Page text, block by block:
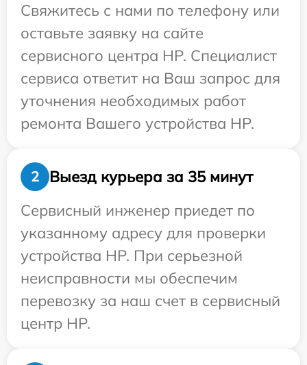
Свяжитесь с нами по телефону или
оставьте заявку на сайте
сервисного центра HP. Специалист
сервиса ответит на Ваш запрос для
уточнения необходимых работ
ремонта Вашего устройства HP.
2
Выезд курьера за 35 минут
Сервисный инженер приедет по
указанному адресу для проверки
устройства HP. При серьезной
неисправности мы обеспечим
перевозку за наш счет в сервисный
центр HP.